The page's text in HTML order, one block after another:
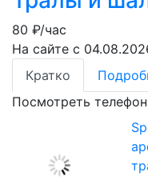
80 ₽/час
На сайте с
Кратко
Посмотреть телефон